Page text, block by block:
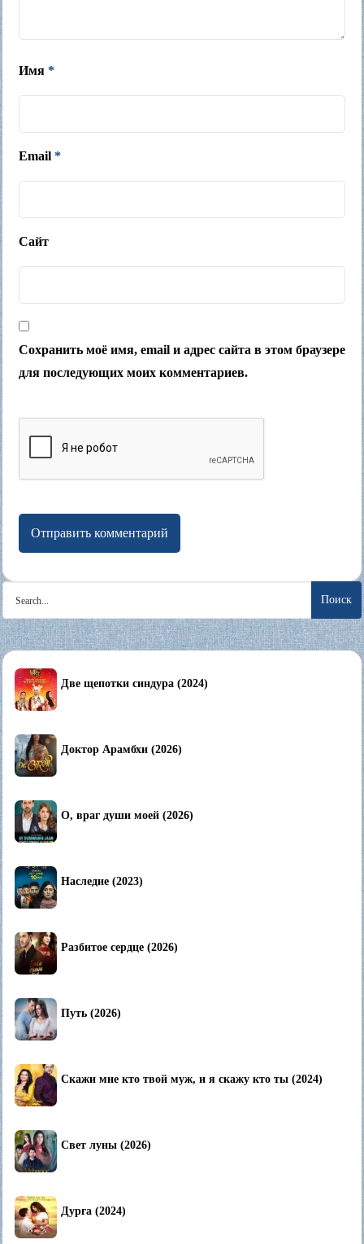
Имя *
Email *
Сайт
Сохранить моё имя, email и адрес сайта в этом браузере
для последующих моих комментариев.
Search
for:
Две щепотки синдура (2024)
Доктор Арамбхи (2026)
О, враг души моей (2026)
Наследие (2023)
Разбитое сердце (2026)
Путь (2026)
Скажи мне кто твой муж, и я скажу кто ты (2024)
Свет луны (2026)
Дурга (2024)